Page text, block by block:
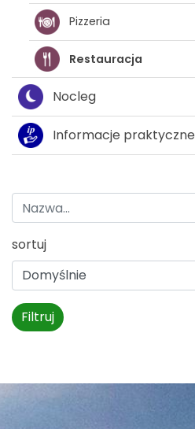
Pizzeria
Restauracja
Nocleg
Informacje praktyczne
sortuj
Filtruj